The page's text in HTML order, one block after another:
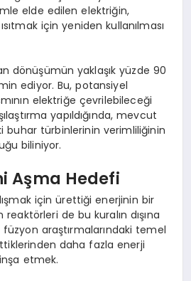
elde edilen elektriğin,
için yeniden kullanılması
dönüşümün yaklaşık yüzde 90
ediyor. Bu, potansiyel
elektriğe çevrilebileceği
yapıldığında, mevcut
buhar türbinlerinin verimliliğinin
biliniyor.
Aşma Hedefi
için ürettiği enerjinin bir
reaktörleri de bu kuralın dışına
füzyon araştırmalarındaki temel
daha fazla enerji
etmek.